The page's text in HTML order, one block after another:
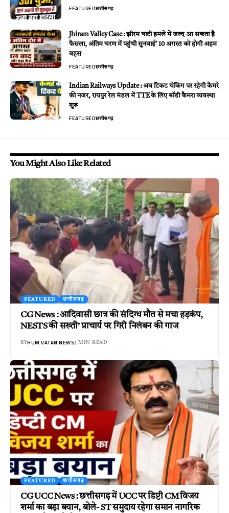
FEATUREDछत्तीसगढ़
Jhiram Valley Case : झीरम घाटी हमले में जल्द आ सकता है
फैसला, अंतिम चरण में पहुंची सुनवाई’ 10 अगस्त को होगी अहम
बहस
FEATUREDछत्तीसगढ़
Indian Railways Update : अब टिकट चेकिंग पर रहेगी कैमरे
की नजर, रायपुर रेल मंडल में TTE के लिए बॉडी कैमरा व्यवस्था
शुरू
FEATUREDछत्तीसगढ़
You Might Also Like Related
FEATURED छत्तीसगढ़
CG News : आदिवासी छात्र की संदिग्ध मौत से मचा हड़कंप,
NESTS की सख्ती’ प्राचार्य पर गिरी निलंबन की गाज
BYHUM VATAN NEWS3 MIN READ
FEATURED छत्तीसगढ़
CG UCC News : छत्तीसगढ़ में UCC पर डिप्टी CM विजय
शर्मा का बड़ा बयान, बोले- ST समुदाय रहेगा समान नागरिक